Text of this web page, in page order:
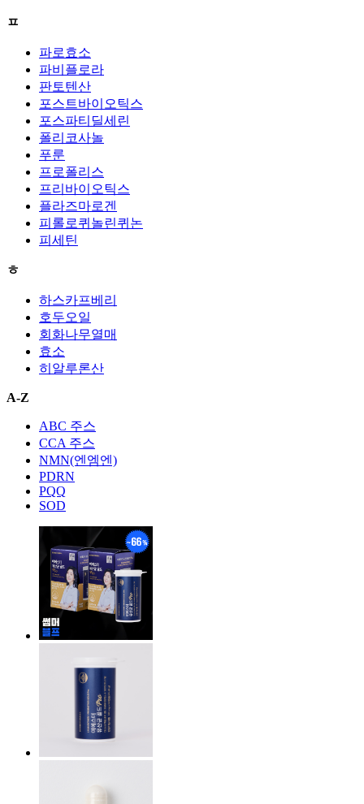
ㅍ
파로효소
파비플로라
판토텐산
포스트바이오틱스
포스파티딜세린
폴리코사놀
푸룬
프로폴리스
프리바이오틱스
플라즈마로겐
피롤로퀴놀린퀴논
피세틴
ㅎ
하스카프베리
호두오일
회화나무열매
효소
히알루론산
A-Z
ABC 주스
CCA 주스
NMN(엔엠엔)
PDRN
PQQ
SOD